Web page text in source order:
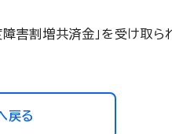
割増共済金」を受け
戻る